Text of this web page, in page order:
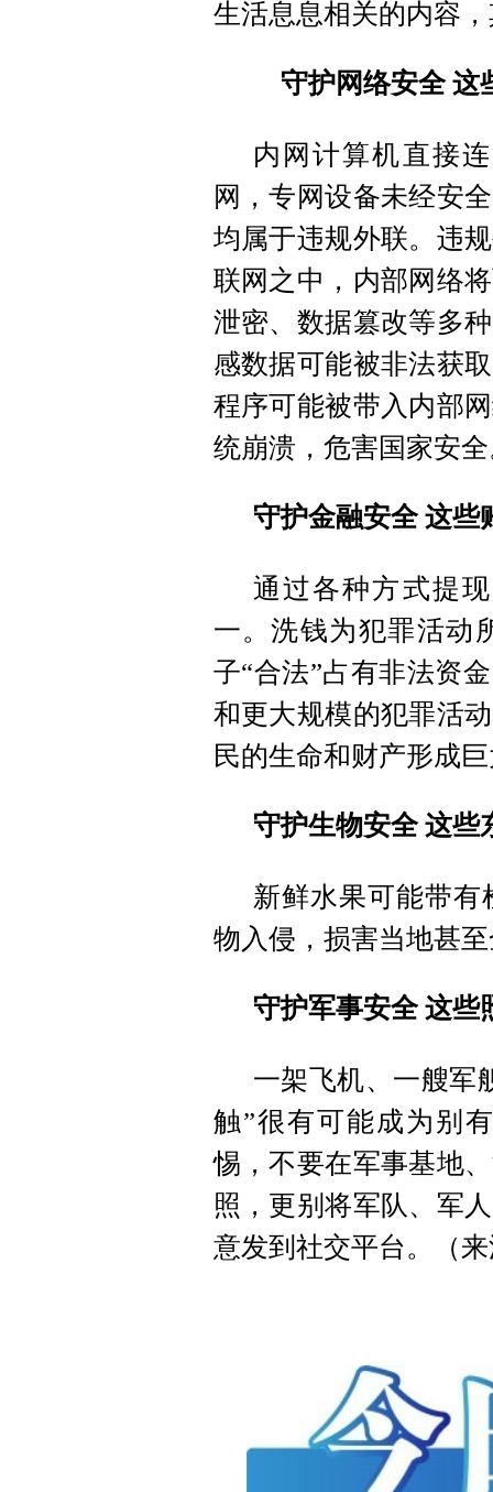
生活息息相关的内容
守护网络安全 这
内网计算机直接
网，专网设备未经安
均属于违规外联。违
联网之中，内部网络
泄密、数据篡改等多
感数据可能被非法获
程序可能被带入内部
统崩溃，危害国家安
守护金融安全 这些
通过各种方式提
一。洗钱为犯罪活动
子“合法”占有非法资
和更大规模的犯罪活
民的生命和财产形成
守护生物安全 这些
新鲜水果可能带
物入侵，损害当地甚
守护军事安全 这些
一架飞机、一艘
触”很有可能成为别
惕，不要在军事基地
照，更别将军队、军
意发到社交平台。（